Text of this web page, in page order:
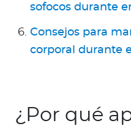
sofocos durante
Consejos para
corporal durante
¿Por qué